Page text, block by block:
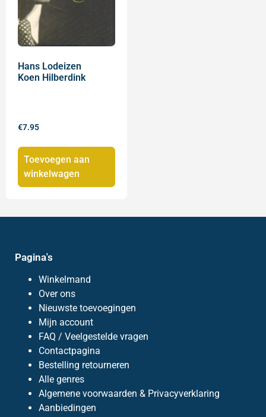
Hans Lodeizen
Koen Hilberdink
€7.95
Toevoegen aan
winkelwagen
Pagina's
Winkelmand
Over ons
Nieuwste toevoegingen
Mijn account
FAQ / Veelgestelde vragen
Contactpagina
Bestelling retourneren
Alle genres
Algemene voorwaarden & Privacyverklaring
Aanbiedingen